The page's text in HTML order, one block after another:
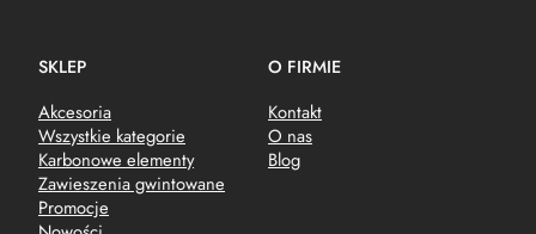
SKLEP
Akcesoria
Wszystkie kategorie
Karbonowe elementy
Zawieszenia gwintowane
Promocje
O FIRMIE
Kontakt
O nas
Blog